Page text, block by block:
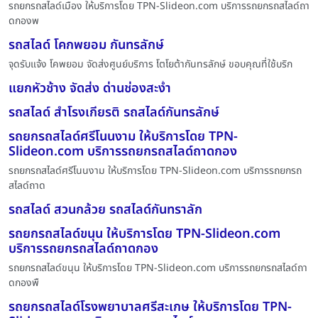
รถยกรถสไลด์เมือง ให้บริการโดย TPN-Slideon.com บริการรถยกรถสไลด์ถา
ดกองพ
รถสไลด์ โคกพยอม กันทรลักษ์
จุดรับแจ้ง โคพยอม จัดส่งศูนย์บริการ โตโยต้ากันทรลักษ์ ขอบคุณที่ใช้บริก
แยกหัวช้าง จัดส่ง ด่านช่องสะง่ำ
รถสไลด์ สำโรงเกียรติ รถสไลด์กันทรลักษ์
รถยกรถสไลด์ศรีโนนงาม ให้บริการโดย TPN-
Slideon.com บริการรถยกรถสไลด์ถาดกอง
รถยกรถสไลด์ศรีโนนงาม ให้บริการโดย TPN-Slideon.com บริการรถยกรถ
สไลด์ถาด
รถสไลด์ สวนกล้วย รถสไลด์กันทราลัก
รถยกรถสไลด์ขนุน ให้บริการโดย TPN-Slideon.com
บริการรถยกรถสไลด์ถาดกอง
รถยกรถสไลด์ขนุน ให้บริการโดย TPN-Slideon.com บริการรถยกรถสไลด์ถา
ดกองพื
รถยกรถสไลด์โรงพยาบาลศรีสะเกษ ให้บริการโดย TPN-